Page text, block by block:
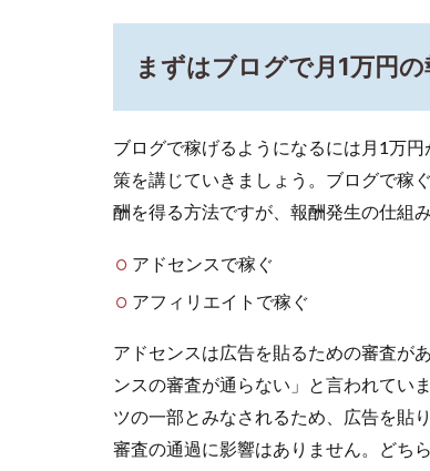
ず
ブ
グ
月1
万
円
酬
を
指
う
1.1
アド
まずはブログで月1万円
ブログで稼げるようになるには月1万
策を講じていきましょう。ブログで稼
酬を得る方法ですが、報酬発生の仕組
アドセンスで稼ぐ
アフィリエイトで稼ぐ
アドセンスは広告を貼るための審査が
ンスの審査が通らない」と言われてい
ツの一部とみなされるため、広告を貼
審査の通過に影響はありません。どち